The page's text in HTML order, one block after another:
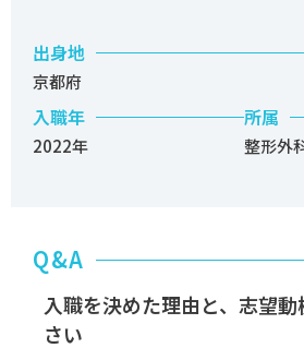
出身地
京都府
入職年
2022年
所属
整形外
Q&A
入職を決めた理由と、志望
さい